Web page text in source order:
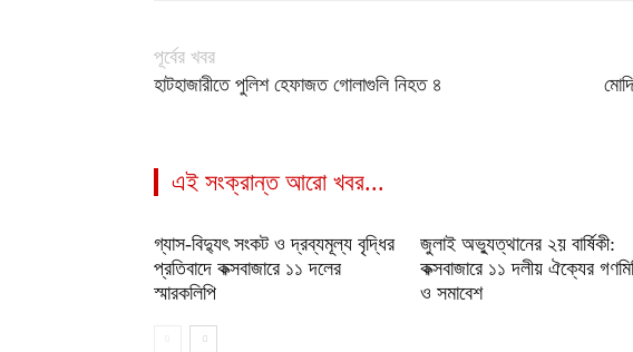
পূর্বের খবর
হাটহাজারীতে পুলিশ হেফাজত গোলাগুলি নিহত ৪
এই সংক্রান্ত আরো খবর...
গ্যাস-বিদ্যুৎ সংকট ও দ্রব্যমূল্য বৃদ্ধির
প্রতিবাদে কক্সবাজারে ১১ দলের
স্মারকলিপি
জুলাই অভ্যুত্থানের ২য় বার্ষিকী:
কক্সবাজারে ১১ দলীয় ঐক্যের
ও সমাবেশ